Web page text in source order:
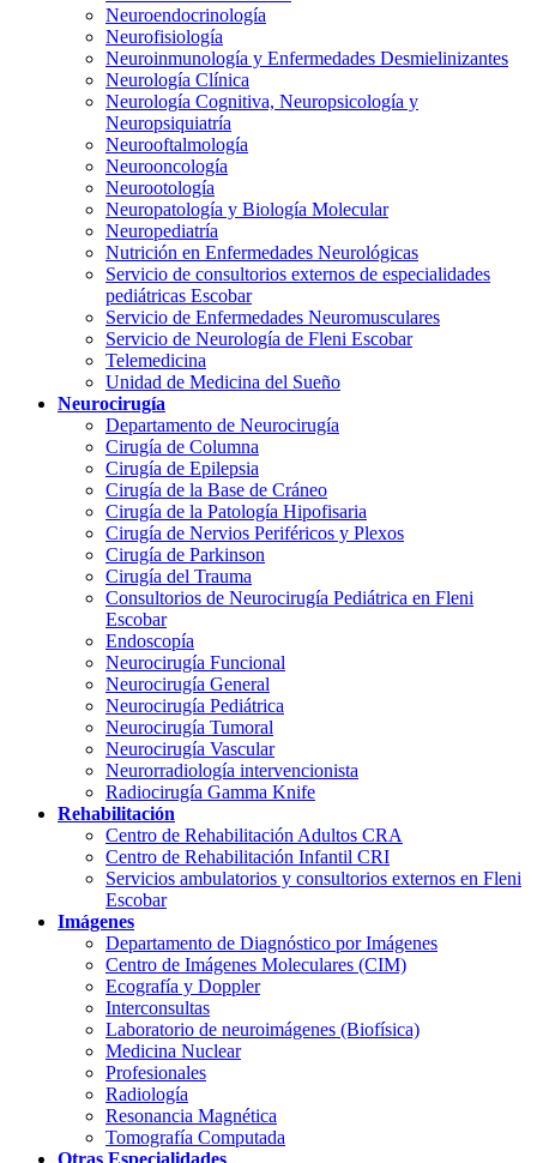
Neuroendocrinología
Neurofisiología
Neuroinmunología y Enfermedades Desmielinizantes
Neurología Clínica
Neurología Cognitiva, Neuropsicología y
Neuropsiquiatría
Neurooftalmología
Neurooncología
Neurootología
Neuropatología y Biología Molecular
Neuropediatría
Nutrición en Enfermedades Neurológicas
Servicio de consultorios externos de especialidades
pediátricas Escobar
Servicio de Enfermedades Neuromusculares
Servicio de Neurología de Fleni Escobar
Telemedicina
Unidad de Medicina del Sueño
Neurocirugía
Departamento de Neurocirugía
Cirugía de Columna
Cirugía de Epilepsia
Cirugía de la Base de Cráneo
Cirugía de la Patología Hipofisaria
Cirugía de Nervios Periféricos y Plexos
Cirugía de Parkinson
Cirugía del Trauma
Consultorios de Neurocirugía Pediátrica en Fleni
Escobar
Endoscopía
Neurocirugía Funcional
Neurocirugía General
Neurocirugía Pediátrica
Neurocirugía Tumoral
Neurocirugía Vascular
Neurorradiología intervencionista
Radiocirugía Gamma Knife
Rehabilitación
Centro de Rehabilitación Adultos CRA
Centro de Rehabilitación Infantil CRI
Servicios ambulatorios y consultorios externos en Fleni
Escobar
Imágenes
Departamento de Diagnóstico por Imágenes
Centro de Imágenes Moleculares (CIM)
Ecografía y Doppler
Interconsultas
Laboratorio de neuroimágenes (Biofísica)
Medicina Nuclear
Profesionales
Radiología
Resonancia Magnética
Tomografía Computada
Otras Especialidades